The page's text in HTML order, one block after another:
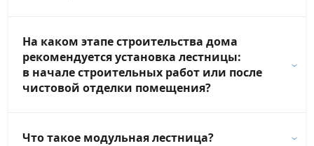
На каком этапе строительства дома
рекомендуется установка лестницы:
в начале строительных работ или после
чистовой отделки помещения?
Что такое модульная лестница?